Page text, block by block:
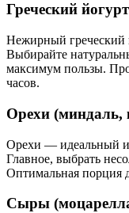
Греческий
Нежирный греческий
Выбирайте
максимум пользы.
часов.
Орехи (миндаль,
Орехи — идеальный
Главное, выбрать
Оптимальная порция
Сыры